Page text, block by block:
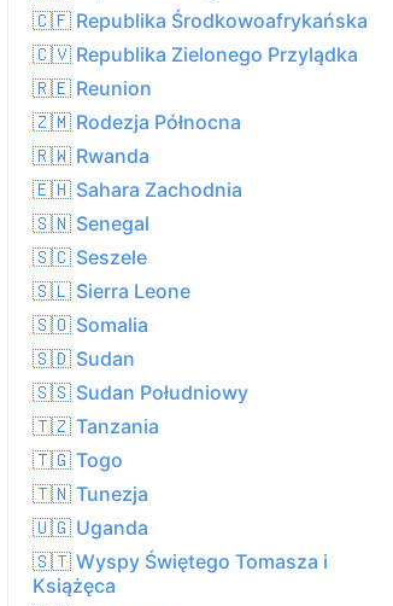
🇨🇫 Republika Środkowoafrykańska
🇨🇻 Republika Zielonego Przylądka
🇷🇪 Reunion
🇿🇲 Rodezja Północna
🇷🇼 Rwanda
🇪🇭 Sahara Zachodnia
🇸🇳 Senegal
🇸🇨 Seszele
🇸🇱 Sierra Leone
🇸🇴 Somalia
🇸🇩 Sudan
🇸🇸 Sudan Południowy
🇹🇿 Tanzania
🇹🇬 Togo
🇹🇳 Tunezja
🇺🇬 Uganda
🇸🇹 Wyspy Świętego Tomasza i
Książęca